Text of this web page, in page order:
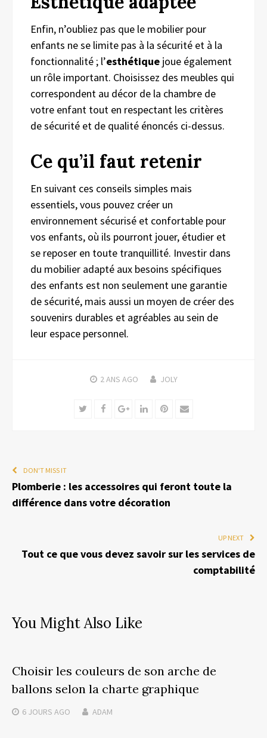
Enfin, n’oubliez pas que le mobilier pour
enfants ne se limite pas à la sécurité et à la
fonctionnalité ; l’esthétique joue également
un rôle important. Choisissez des meubles qui
correspondent au décor de la chambre de
votre enfant tout en respectant les critères
de sécurité et de qualité énoncés ci-dessus.
Ce qu’il faut retenir
En suivant ces conseils simples mais
essentiels, vous pouvez créer un
environnement sécurisé et confortable pour
vos enfants, où ils pourront jouer, étudier et
se reposer en toute tranquillité. Investir dans
du mobilier adapté aux besoins spécifiques
des enfants est non seulement une garantie
de sécurité, mais aussi un moyen de créer des
souvenirs durables et agréables au sein de
leur espace personnel.
2 ANS AGO JOLY
TwitterFacebookGoogle+LinkedInPinterest
Email
DON'T MISS IT
Plomberie : les accessoires qui feront toute la
différence dans votre décoration
UP NEXT
Tout ce que vous devez savoir sur les services de
comptabilité
You Might Also Like
Choisir les couleurs de son arche de
ballons selon la charte graphique
6 JOURS AGO ADAM